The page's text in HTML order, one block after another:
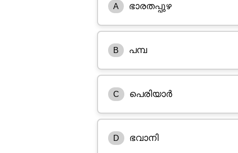
A ഭാരതപ്പുഴ
B പമ്പ
C പെരിയാർ
D ഭവാനി